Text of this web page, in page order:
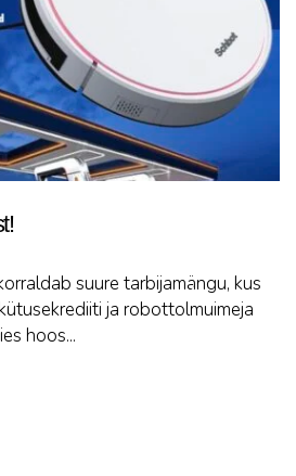
suure tarbijamängu, kus
ja robottolmuimeja
hoos...